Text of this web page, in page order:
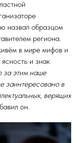
назвал образцом
региона.
в мире мифов и
и знак
за этим наше
заинтересовано в
верящих
он.